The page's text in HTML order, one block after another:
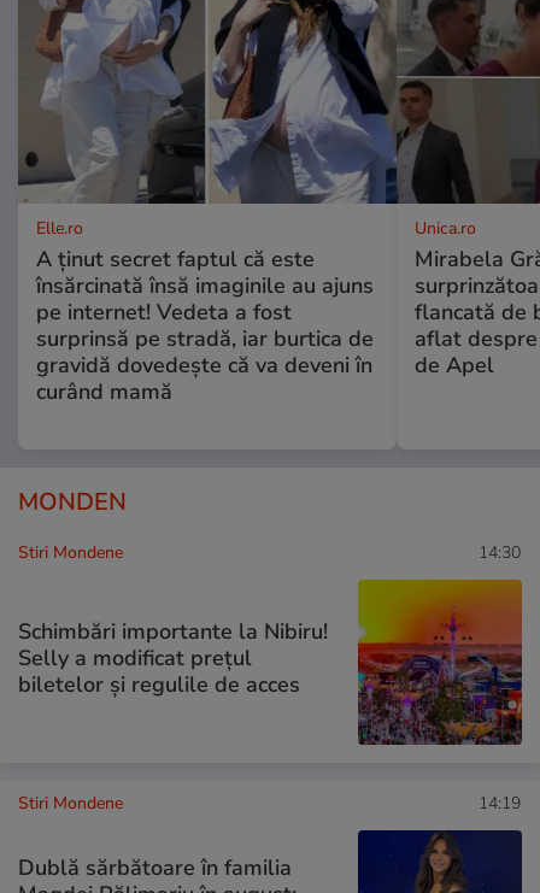
Elle.ro
A ținut secret faptul că este
însărcinată însă imaginile au ajuns
pe internet! Vedeta a fost
surprinsă pe stradă, iar burtica de
gravidă dovedește că va deveni în
curând mamă
Unica.ro
Mirabela
flancată de
aflat
de Apel
MONDEN
Stiri Mondene 14:30
Schimbări importante la Nibiru!
Selly a modificat prețul
biletelor și regulile de acces
Stiri Mondene 14:19
Dublă sărbătoare în familia